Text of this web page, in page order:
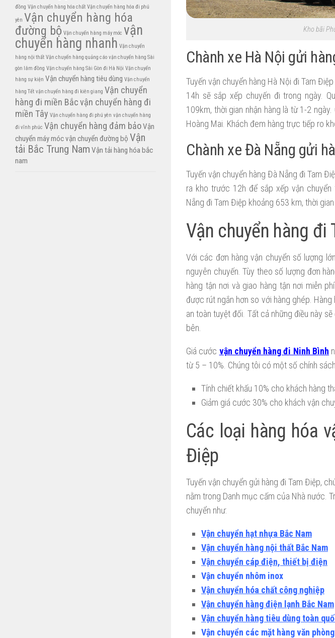
Kho bãi
Chành xe Hà Nội gửi
Tuyến vận chuyển hàng Hà Nội đi Tam
14h sẽ sắp xếp chuyến đi trong ngày.
109km, thời gian nhận hàng là từ 1-2
Hoàng Mai. Khách đem hàng trực tiếp ro
Chành xe Đà Nẵng gửi
Tuyến vận chuyển hàng Đà Nẵng đi Tam
ra kho trước 12h để sắp xếp vận
Nẵng đi Tam Điệp khoảng 653 km, thời
Vận chuyển hàng đi
Với các đơn hàng vận chuyển số lượng
nguyên chuyến. Tùy theo số lượng đơn
hàng tận nơi và giao hàng tận nơi miễn
được rút ngắn hơn so với hàng ghép.
an toàn tuyệt đối. Tất cả những điều này
bên.
Giá cước vận chuyển hàng đi Ninh Bình
từ 5 – 10%. Chúng tôi có một số chính
Tính chiết khấu 10% cho khách hàng
Giảm giá cước 30% cho khách vận
Các loại hàng hóa
Điệp
Tuyến vận chuyển gửi hàng đi Tam Điệp,
nằm trong Danh mục cấm của Nhà nước.
chuyển như:
Vận chuyển hạt nhựa Bắc Nam
Vận chuyển hàng nội thất Bắc Nam
Vận chuyển cáp điện, thiết bị điện
Vận chuyển nhôm inox
Vận chuyển hóa chất công nghiệp
Vận chuyển hàng điện lạnh Bắc Nam
Vận chuyển hàng tiêu dùng toàn
Vận chuyển các mặt hàng văn
đồng Vận chuyển hàng hóa chất Vận chuyển hàng hóa đi phú
yên Vận chuyển hàng hóa
đường bộ Vận chuyển hàng máy móc vận
chuyển hàng nhanh Vận chuyển
hàng nội thất Vận chuyển hàng quảng cáo vận chuyển hàng Sài
gòn lâm đồng Vận chuyển hàng Sài Gòn đi Hà Nội Vận chuyển
hàng sự kiện Vận chuyển hàng tiêu dùng Vận chuyển
hàng Tết vận chuyển hàng đi kiên giang Vận chuyển
hàng đi miền Bắcvận chuyển hàng đi
miền Tây Vận chuyển hàng đi phú yên vận chuyển hàng
đi vĩnh phúc Vận chuyển hàng đảm bảoVận
chuyển máy mócvận chuyển đường bộ Vận
tải Bắc Trung Nam Vận tải hàng hóa bắc
nam